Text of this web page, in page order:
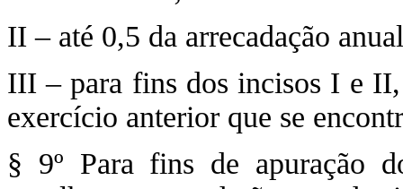
II – até 0,5 da arrecadação
III – para fins dos incisos I e II,
exercício anterior que se
§ 9º Para fins de apuração